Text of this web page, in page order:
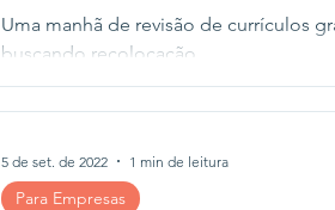
Uma manhã de revisão de currículos
buscando recolocação.
Para Empresas
5 de set. de 2022 1 min de leitura